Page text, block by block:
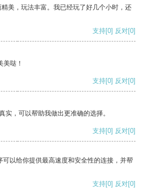
美，玩法丰富。我已经玩了好几个小时，还
支持[0] 反对[0]
美哒！
支持[0] 反对[0]
实，可以帮助我做出更准确的选择。
支持[0] 反对[0]
以给你提供最高速度和安全性的连接，并帮
支持[0] 反对[0]